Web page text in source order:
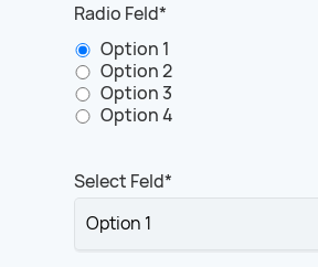
Pflichtfeld
Radio Feld*
Option 1
Option 2
Option 3
Option 4
Pflichtfeld
Select Feld*